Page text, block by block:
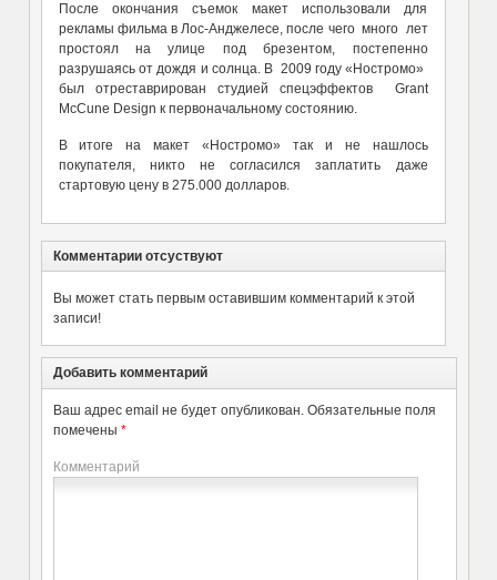
После окончания съемок макет использовали для
рекламы фильма в Лос-Анджелесе, после чего много лет
простоял на улице под брезентом, постепенно
разрушаясь от дождя и солнца. В 2009 году «Ностромо»
был отреставрирован студией спецэффектов Grant
McCune Design к первоначальному состоянию.
В итоге на макет «Ностромо» так и не нашлось
покупателя, никто не согласился заплатить даже
стартовую цену в 275.000 долларов.
Комментарии отсуствуют
Вы может стать первым оставившим комментарий к этой
записи!
Добавить комментарий
Ваш адрес email не будет опубликован. Обязательные поля
помечены *
Комментарий